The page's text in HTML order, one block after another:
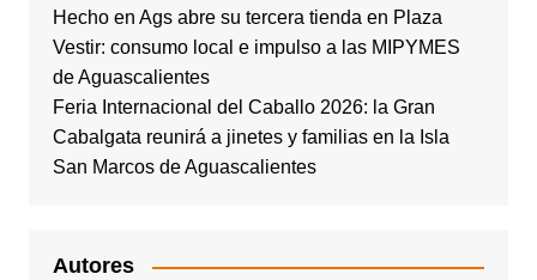
Hecho en Ags abre su tercera tienda en Plaza
Vestir: consumo local e impulso a las MIPYMES
de Aguascalientes
Feria Internacional del Caballo 2026: la Gran
Cabalgata reunirá a jinetes y familias en la Isla
San Marcos de Aguascalientes
Autores